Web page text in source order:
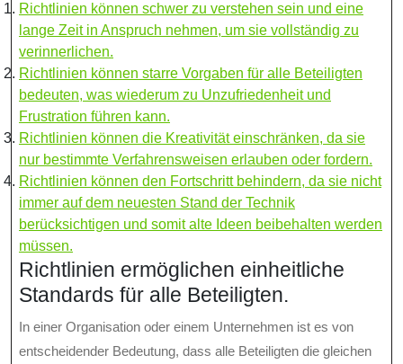
Richtlinien können schwer zu verstehen sein und eine
lange Zeit in Anspruch nehmen, um sie vollständig zu
verinnerlichen.
Richtlinien können starre Vorgaben für alle Beteiligten
bedeuten, was wiederum zu Unzufriedenheit und
Frustration führen kann.
Richtlinien können die Kreativität einschränken, da sie
nur bestimmte Verfahrensweisen erlauben oder fordern.
Richtlinien können den Fortschritt behindern, da sie nicht
immer auf dem neuesten Stand der Technik
berücksichtigen und somit alte Ideen beibehalten werden
müssen.
Richtlinien ermöglichen einheitliche
Standards für alle Beteiligten.
In einer Organisation oder einem Unternehmen ist es von
entscheidender Bedeutung, dass alle Beteiligten die gleichen